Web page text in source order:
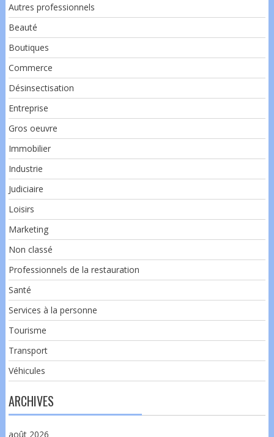
Autres professionnels
Beauté
Boutiques
Commerce
Désinsectisation
Entreprise
Gros oeuvre
Immobilier
Industrie
Judiciaire
Loisirs
Marketing
Non classé
Professionnels de la restauration
Santé
Services à la personne
Tourisme
Transport
Véhicules
ARCHIVES
août 2026